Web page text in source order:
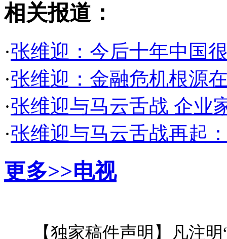
相关报道：
·张维迎：今后十年中国
·张维迎：金融危机根源
·张维迎与马云舌战 企业
·张维迎与马云舌战再起
更多>>电视
【独家稿件声明】凡注